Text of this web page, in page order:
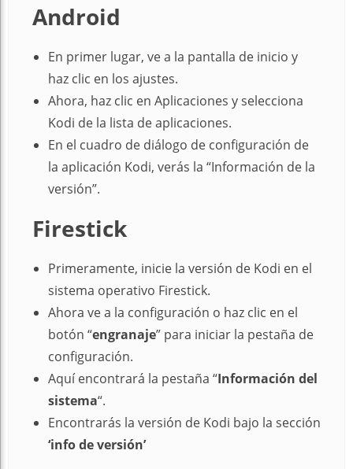
Android
En primer lugar, ve a la pantalla de inicio y
haz clic en los ajustes.
Ahora, haz clic en Aplicaciones y selecciona
Kodi de la lista de aplicaciones.
En el cuadro de diálogo de configuración de
la aplicación Kodi, verás la “Información de la
versión”.
Firestick
Primeramente, inicie la versión de Kodi en el
sistema operativo Firestick.
Ahora ve a la configuración o haz clic en el
botón “engranaje” para iniciar la pestaña de
configuración.
Aquí encontrará la pestaña “Información del
sistema“.
Encontrarás la versión de Kodi bajo la sección
‘info de versión’